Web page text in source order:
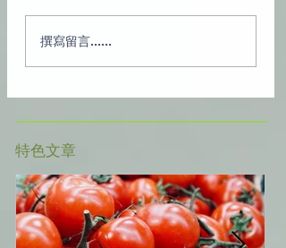
撰寫留言......
​特色文章